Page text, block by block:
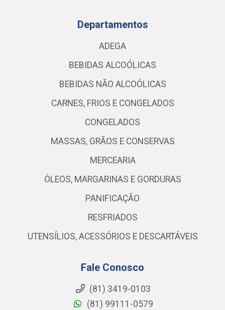
Departamentos
ADEGA
BEBIDAS ALCOÓLICAS
BEBIDAS NÃO ALCOÓLICAS
CARNES, FRIOS E CONGELADOS
CONGELADOS
MASSAS, GRÃOS E CONSERVAS
MERCEARIA
ÓLEOS, MARGARINAS E GORDURAS
PANIFICAÇÃO
RESFRIADOS
UTENSÍLIOS, ACESSÓRIOS E DESCARTÁVEIS
Fale Conosco
(81) 3419-0103
(81) 99111-0579